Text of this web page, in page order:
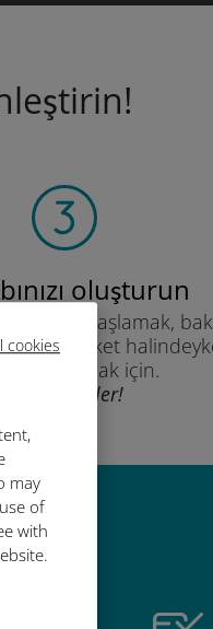
cookies
may
of
with
oluşturun
başlamak,
ve hareket
yapmak için.
İyi eğlenceler!